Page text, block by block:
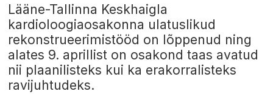
Lääne-Tallinna Keskhaigla
kardioloogiaosakonna ulatuslikud
rekonstrueerimistööd on lõppenud ning
alates 9. aprillist on osakond taas avatud
nii plaanilisteks kui ka erakorralisteks
ravijuhtudeks.